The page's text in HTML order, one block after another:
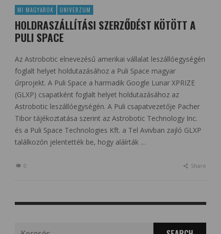
MI MAGYAROK UNIVERZUM
HOLDRASZÁLLÍTÁSI SZERZŐDÉST KÖTÖTT A
PULI SPACE
Az Astrobotic elnevezésű amerikai vállalat leszállóegységén
foglalt helyet holdutazásához a Puli Space magyar
űrprojekt. A Puli Space a harmadik Google Lunar XPRIZE
(GLXP) csapatként foglalt helyet holdutazásához az
Astrobotic leszállóegységén. A Puli csapatvezetője Pacher
Tibor tájékoztatása szerint az Astrobotic Technology Inc.
és a Puli Space Technologies Kft. a Tel Avivban zajló GLXP
találkozón jelentették be, hogy aláírták …
0 Share